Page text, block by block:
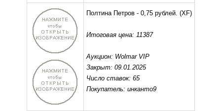
Полтина Петров - 0,75 рублей. (XF)
Итоговая цена: 11387
Аукцион: Wolmar VIP
Закрыт: 09.01.2025
Число ставок: 65
Покупатель: инканто9